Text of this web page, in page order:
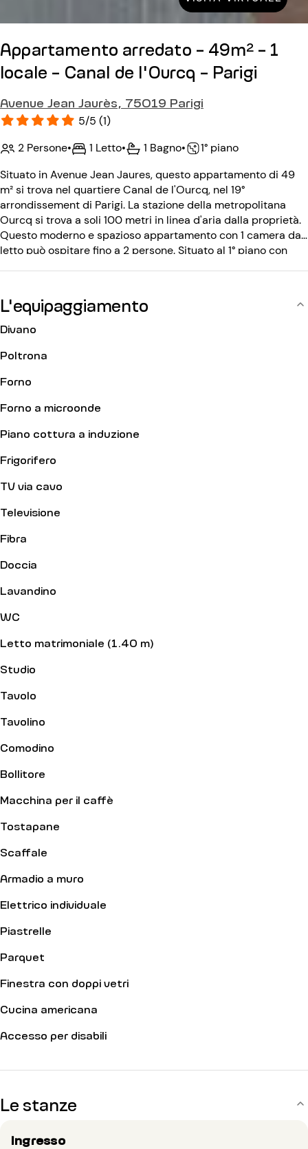
Appartamento arredato - 49m² - 1
locale - Canal de l'Ourcq - Parigi
Avenue Jean Jaurès, 75019 Parigi
5/5 (1)
2 Persone• 1 Letto• 1 Bagno•
1° piano
Situato in Avenue Jean Jaures, questo appartamento di 49
m² si trova nel quartiere Canal de l'Ourcq, nel 19°
arrondissement di Parigi. La stazione della metropolitana
Ourcq si trova a soli 100 metri in linea d'aria dalla proprietà.
Questo moderno e spazioso appartamento con 1 camera da
letto può ospitare fino a 2 persone. Situato al 1° piano con
L'equipaggiamento
Divano
Poltrona
Forno
Forno a microonde
Piano cottura a induzione
Frigorifero
TV via cavo
Televisione
Fibra
Doccia
Lavandino
WC
Letto matrimoniale (1.40 m)
Studio
Tavolo
Tavolino
Comodino
Bollitore
Macchina per il caffè
Tostapane
Scaffale
Armadio a muro
Elettrico individuale
Piastrelle
Parquet
Finestra con doppi vetri
Cucina americana
Accesso per disabili
Le stanze
Ingresso